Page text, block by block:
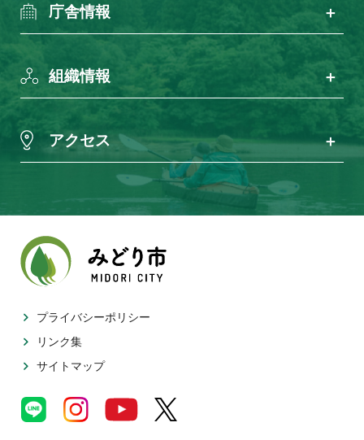
庁舎情報
組織情報
アクセス
プライバシーポリシー
リンク集
サイトマップ